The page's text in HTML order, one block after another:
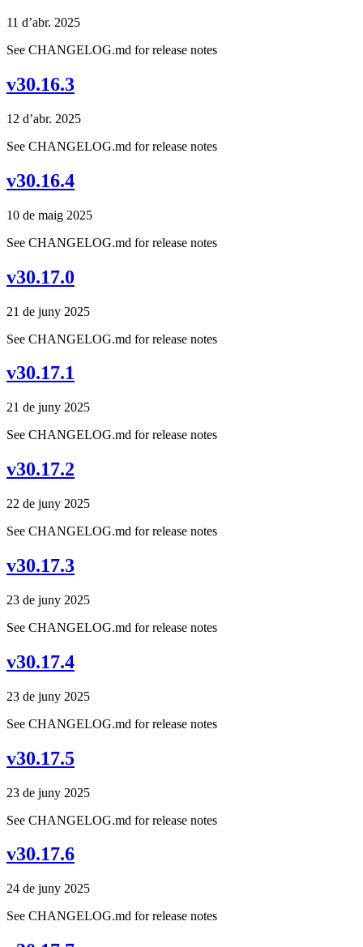
11 d’abr. 2025
See CHANGELOG.md for release notes
v30.16.3
12 d’abr. 2025
See CHANGELOG.md for release notes
v30.16.4
10 de maig 2025
See CHANGELOG.md for release notes
v30.17.0
21 de juny 2025
See CHANGELOG.md for release notes
v30.17.1
21 de juny 2025
See CHANGELOG.md for release notes
v30.17.2
22 de juny 2025
See CHANGELOG.md for release notes
v30.17.3
23 de juny 2025
See CHANGELOG.md for release notes
v30.17.4
23 de juny 2025
See CHANGELOG.md for release notes
v30.17.5
23 de juny 2025
See CHANGELOG.md for release notes
v30.17.6
24 de juny 2025
See CHANGELOG.md for release notes